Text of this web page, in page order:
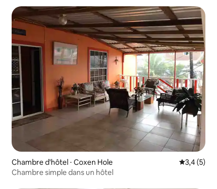
Chambre d'hôtel ⋅ Coxen Hole Évaluation
3,4 (5)
Chambre simple dans un hôtel